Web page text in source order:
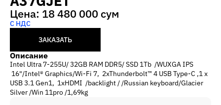
Цена: 18 480 000 сум
С НДС
ЗАКАЗАТЬ
Описание
Intel Ultra 7-255U/ 32GB RAM DDR5/ SSD 1Tb /WUXGA IPS
16"/Intel® Graphics/Wi-Fi 7, 2xThunderbolt™ 4 USB Type-C ,1 x
USB 3.1 Gen1, 1xHDMI /backlight / /Russian keyboard/Glacier
Silver /Win 11pro /1,69kg